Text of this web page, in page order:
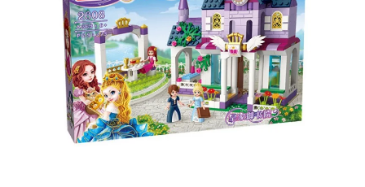
Скидка за отзыв
на Яндекс.Маркете 150₽
Оставьте отзыв (не менее 50 символов) о товаре
через системуЯндекс.Маркетс обязательным
указанием номера и даты заказа в нашем магазине
и получите купон на скидку 150₽